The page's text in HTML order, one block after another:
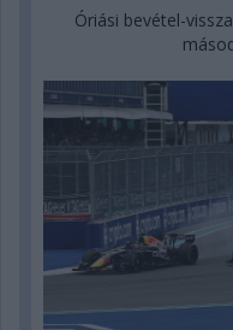
Óriási bevétel-